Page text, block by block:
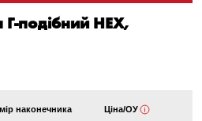
Г-подібний HEX,
наконечника Ціна/ОУ